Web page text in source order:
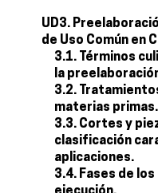
UD3.
de Uso Común en
3.1. Términos
la
3.2.
materias primas.
3.3. Cortes y
clasificación
aplicaciones.
3.4. Fases de